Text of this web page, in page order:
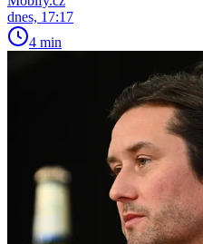
dnes, 17:17
4 min